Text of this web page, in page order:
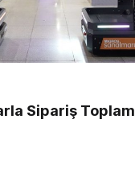
Sipariş